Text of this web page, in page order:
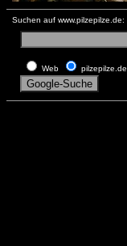
Suchen auf www.pilzepilze.de:
Web pilzepilze.de